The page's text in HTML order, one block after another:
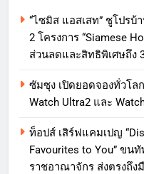
“ไซมิส แอสเสท” ชูโปรบ้
2 โครงการ “Siamese
ส่วนลดและสิทธิพิเศษถึง
ซัมซุง เปิดยอดจองทั่วโลก
Watch Ultra2 และ
ท็อปส์ เสิร์ฟแคมเปญ
Favourites to You” ขน
ราชอาณาจักร ส่งตรงถึ